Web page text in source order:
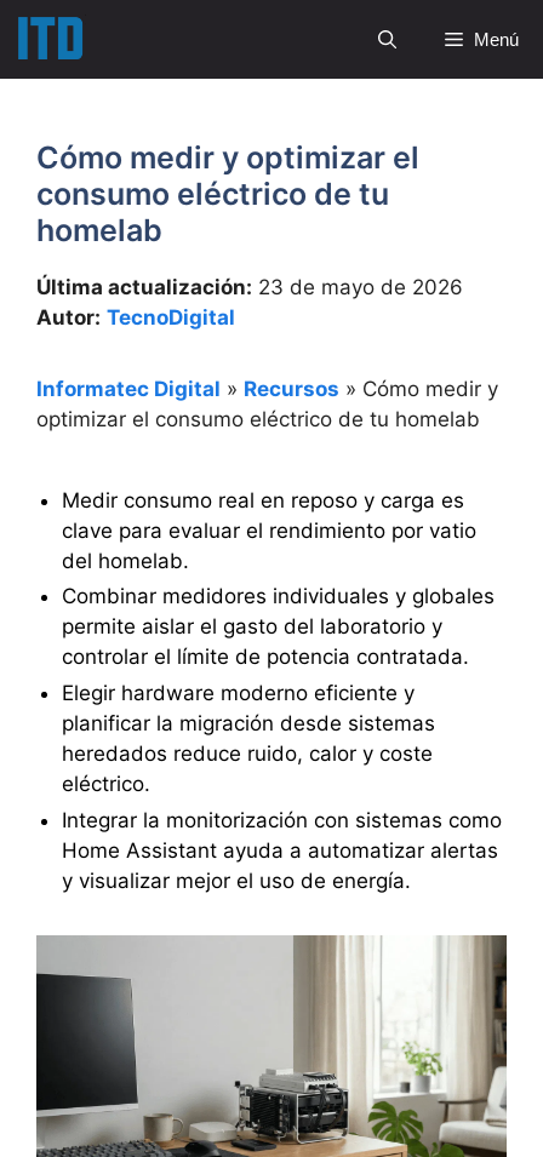
Saltar
contenido
Menú
Cómo medir y optimizar el
consumo eléctrico de tu
homelab
Última actualización: 23 de mayo de 2026
Autor: TecnoDigital
Informatec Digital » Recursos » Cómo medir y
optimizar el consumo eléctrico de tu homelab
Medir consumo real en reposo y carga es
clave para evaluar el rendimiento por vatio
del homelab.
Combinar medidores individuales y globales
permite aislar el gasto del laboratorio y
controlar el límite de potencia contratada.
Elegir hardware moderno eficiente y
planificar la migración desde sistemas
heredados reduce ruido, calor y coste
eléctrico.
Integrar la monitorización con sistemas como
Home Assistant ayuda a automatizar alertas
y visualizar mejor el uso de energía.